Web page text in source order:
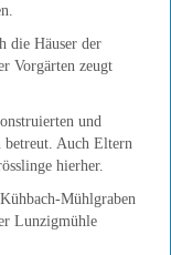
die Häuser der
Vorgärten zeugt
und
betreut. Auch Eltern
hierher.
Mühlgraben
Lunzigmühle